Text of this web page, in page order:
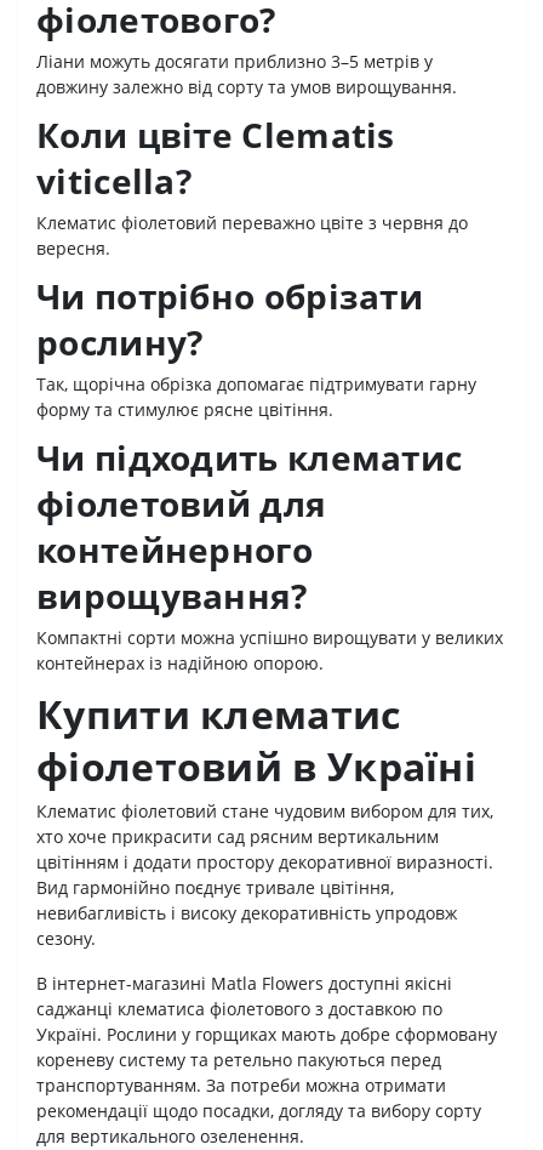
фіолетового?
Ліани можуть досягати приблизно 3–5 метрів у
довжину залежно від сорту та умов вирощування.
Коли цвіте Clematis
viticella?
Клематис фіолетовий переважно цвіте з червня до
вересня.
Чи потрібно обрізати
рослину?
Так, щорічна обрізка допомагає підтримувати гарну
форму та стимулює рясне цвітіння.
Чи підходить клематис
фіолетовий для
контейнерного
вирощування?
Компактні сорти можна успішно вирощувати у великих
контейнерах із надійною опорою.
Купити клематис
фіолетовий в Україні
Клематис фіолетовий стане чудовим вибором для тих,
хто хоче прикрасити сад рясним вертикальним
цвітінням і додати простору декоративної виразності.
Вид гармонійно поєднує тривале цвітіння,
невибагливість і високу декоративність упродовж
сезону.
В інтернет-магазині Matla Flowers доступні якісні
саджанці клематиса фіолетового з доставкою по
Україні. Рослини у горщиках мають добре сформовану
кореневу систему та ретельно пакуються перед
транспортуванням. За потреби можна отримати
рекомендації щодо посадки, догляду та вибору сорту
для вертикального озеленення.